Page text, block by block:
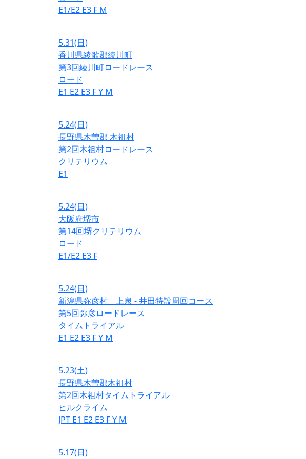
E1/E2 E3 F M
5.31(日)
香川県綾歌郡綾川町
第3回綾川町ロードレース
ロード
E1 E2 E3 FY M
5.24(日)
長野県木曽郡 木祖村
第2回木祖村ロードレース
クリテリウム
E1
5.24(日)
大阪府堺市
第14回堺クリテリウム
ロード
E1/E2 E3 F
5.24(日)
新潟県弥彦村 上泉 - 井田特設周回コース
第5回弥彦ロードレース
タイムトライアル
E1 E2 E3 FY M
5.23(土)
長野県木曽郡木祖村
第2回木祖村タイムトライアル
ヒルクライム
JPT E1 E2 E3 FY M
5.17(日)